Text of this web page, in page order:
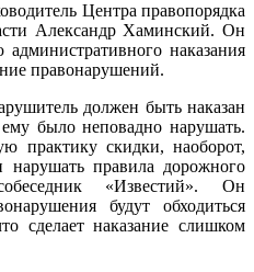
Центра правопорядка
Александр Хаминский. Он
наказания
правонарушений.
должен быть наказан
было неповадно нарушать.
практику скидки, наоборот,
нарушать правила дорожного
«Известий». Он
будут обходиться
сделает наказание слишком